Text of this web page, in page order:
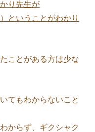
り先生が
ということがわかり
ことがある方は少な
てもわからないこと
からず、ギクシャク